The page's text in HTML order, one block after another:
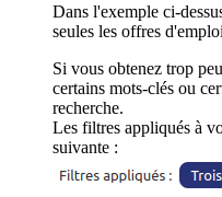
Dans l'exemple ci-
seules les offres
Si vous obtenez trop
certains mots-clés ou
recherche.
Les filtres appliqués à
suivante :